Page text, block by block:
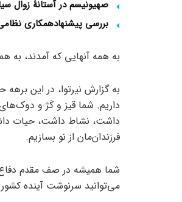
صهیونیسم در آستانۀ زوال
بررسی پیشنهادهمکاری
به همه آنهایی که آمدند، به
به گزارش نیرتوا، در این
داریم. شما قیز و کَژ و
داشت، نشاط داشت، حیات
فرزندان‌مان از نو بسازیم.
شما همیشه در صف مقدم دفاع
می‌توانید سرنوشت آینده کشور